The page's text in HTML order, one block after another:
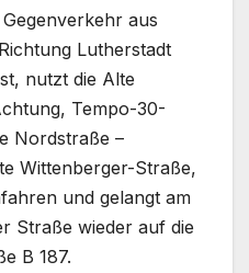
aus
Lutherstadt
nutzt die Alte
Tempo-30-
Nordstraße –
Wittenberger-Straße,
und gelangt am
Straße wieder auf die
B 187.